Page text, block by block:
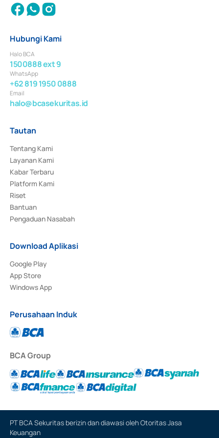
Hubungi Kami
Halo BCA
1500888 ext 9
WhatsApp
+62 819 1950 0888
Email
halo@bcasekuritas.id
Tautan
Tentang Kami
Layanan Kami
Kabar Terbaru
Platform Kami
Riset
Bantuan
Pengaduan Nasabah
Download Aplikasi
Google Play
App Store
Windows App
Perusahaan Induk
BCA Group
PT BCA Sekuritas berizin dan diawasi oleh Otoritas Jasa
Keuangan